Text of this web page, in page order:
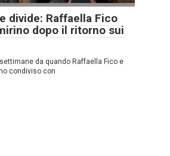
divide: Raffaella Fico
dopo il ritorno sui
da quando Raffaella Fico e
condiviso con